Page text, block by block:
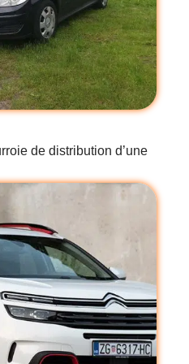
de distribution d’une